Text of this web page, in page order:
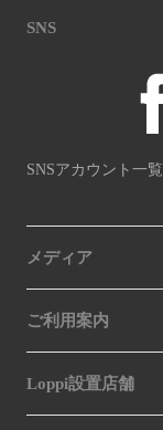
SNS
SNSアカウント一覧
メディア
ご利用案内
Loppi設置店舗